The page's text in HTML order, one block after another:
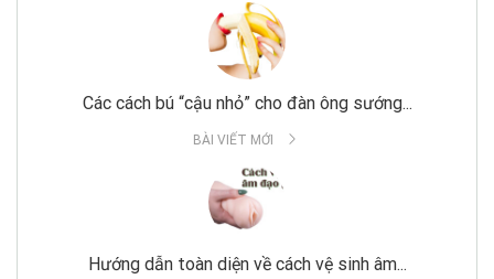
Các cách bú “cậu nhỏ” cho đàn ông sướng...
BÀI VIẾT MỚI
Hướng dẫn toàn diện về cách vệ sinh âm...